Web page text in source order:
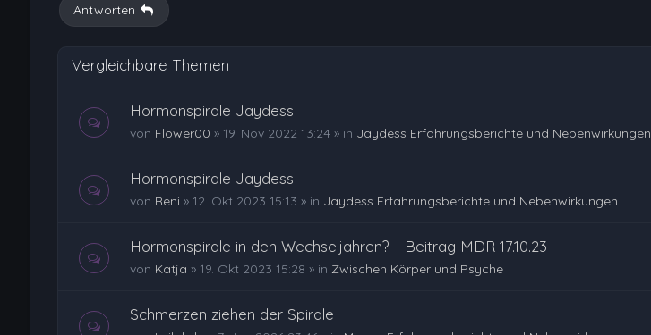
Antworten
Vergleichbare Themen
Hormonspirale Jaydess
von Flower00 » 19. Nov 2022 13:24 » in Jaydess Erfahrungsberichte und Nebenwirkungen
Hormonspirale Jaydess
von Reni » 12. Okt 2023 15:13 » in Jaydess Erfahrungsberichte und Nebenwirkungen
Hormonspirale in den Wechseljahren? - Beitrag MDR 17.10.23
von Katja » 19. Okt 2023 15:28 » in Zwischen Körper und Psyche
Schmerzen ziehen der Spirale